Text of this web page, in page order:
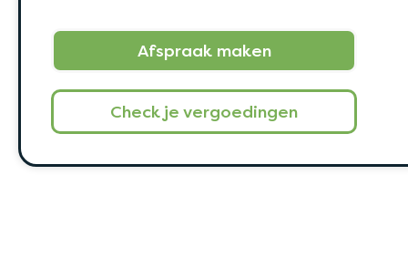
Afspraak maken
Check je vergoedingen